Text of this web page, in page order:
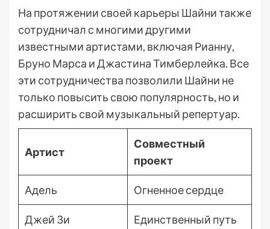
На протяжении своей карьеры Шайни также
сотрудничал с многими другими
известными артистами, включая Рианну,
Бруно Марса и Джастина Тимберлейка. Все
эти сотрудничества позволили Шайни не
только повысить свою популярность, но и
расширить свой музыкальный репертуар.
Артист
Совместный
проект
Адель Огненное сердце
Джей Зи Единственный путь